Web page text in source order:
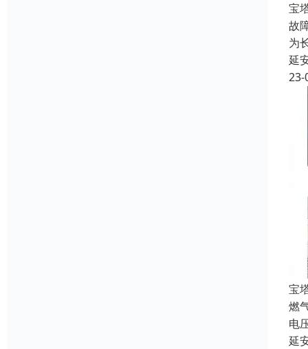
宝
故
为
延
23-
宝
燃
电
延